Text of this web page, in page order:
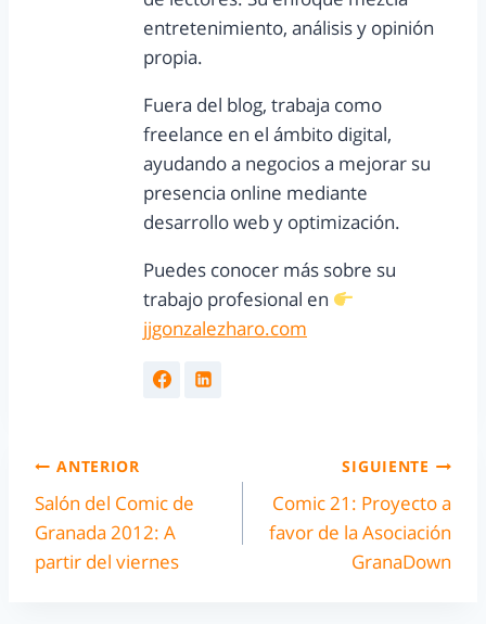
entretenimiento, análisis y opinión
propia.
Fuera del blog, trabaja como
freelance en el ámbito digital,
ayudando a negocios a mejorar su
presencia online mediante
desarrollo web y optimización.
Puedes conocer más sobre su
trabajo profesional en
jjgonzalezharo.com
ANTERIOR
Salón del Comic de
Granada 2012: A
partir del viernes
SIGUIENTE
Comic 21: Proyecto a
favor de la Asociación
GranaDown